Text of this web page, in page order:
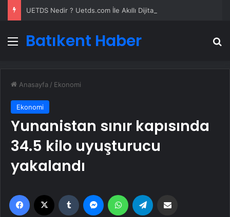
Menü
Batıkent Haber
Anasayfa / Ekonomi
Ekonomi
Yunanistan sınır kapısında
34.5 kilo uyuşturucu
yakalandı
Facebook Tumblr MessengerWhatsApp